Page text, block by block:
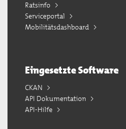
Ratsinfo
Serviceportal
Mobilitätsdashboard
Eingesetzte Software
CKAN
API Dokumentation
API-Hilfe